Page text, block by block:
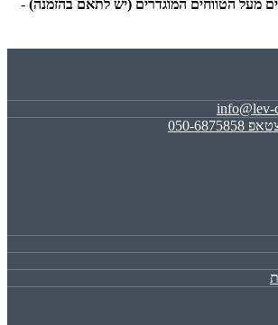
מעל הטווחים המוגדרים (יש לתאם בהזמנה) -
info@lev-